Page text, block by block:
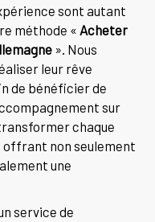
sont autant
méthode « Acheter
». Nous
leur rêve
de bénéficier de
sur
chaque
offrant non seulement
une
service de